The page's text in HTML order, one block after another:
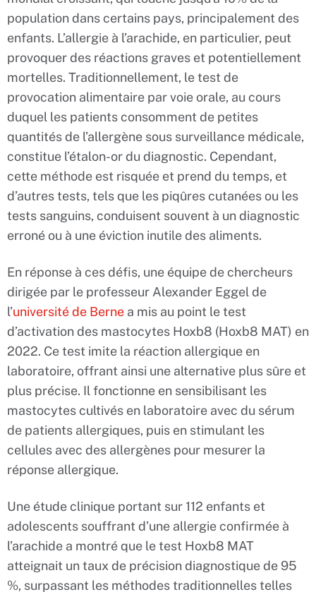
population dans certains pays, principalement des
enfants. L’allergie à l’arachide, en particulier, peut
provoquer des réactions graves et potentiellement
mortelles. Traditionnellement, le test de
provocation alimentaire par voie orale, au cours
duquel les patients consomment de petites
quantités de l’allergène sous surveillance médicale,
constitue l’étalon-or du diagnostic. Cependant,
cette méthode est risquée et prend du temps, et
d’autres tests, tels que les piqûres cutanées ou les
tests sanguins, conduisent souvent à un diagnostic
erroné ou à une éviction inutile des aliments.
En réponse à ces défis, une équipe de chercheurs
dirigée par le professeur Alexander Eggel de
l’université de Berne a mis au point le test
d’activation des mastocytes Hoxb8 (Hoxb8 MAT) en
2022. Ce test imite la réaction allergique en
laboratoire, offrant ainsi une alternative plus sûre et
plus précise. Il fonctionne en sensibilisant les
mastocytes cultivés en laboratoire avec du sérum
de patients allergiques, puis en stimulant les
cellules avec des allergènes pour mesurer la
réponse allergique.
Une étude clinique portant sur 112 enfants et
adolescents souffrant d’une allergie confirmée à
l’arachide a montré que le test Hoxb8 MAT
atteignait un taux de précision diagnostique de 95
%, surpassant les méthodes traditionnelles telles